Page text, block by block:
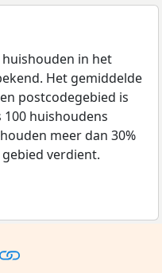
in het
Het gemiddelde
postcodegebied is
huishoudens
meer dan 30%
verdient.